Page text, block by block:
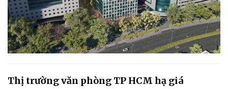
Thị trường văn phòng TP HCM hạ giá